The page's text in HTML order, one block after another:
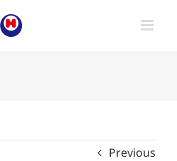
Previous